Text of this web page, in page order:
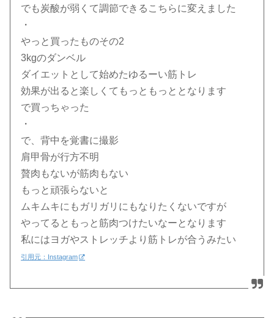
でも炭酸が弱くて調節できるこちらに変えました
・
やっと買ったものその2
3kgのダンベル
ダイエットとして始めたゆるーい筋トレ
効果が出ると楽しくてもっともっととなります
で買っちゃった
・
で、背中を覚書に撮影
肩甲骨が行方不明
贅肉もないが筋肉もない
もっと頑張らないと
ムキムキにもガリガリにもなりたくないですが
やってるともっと筋肉つけたいなーとなります
私にはヨガやストレッチより筋トレが合うみたい
引用元：Instagram